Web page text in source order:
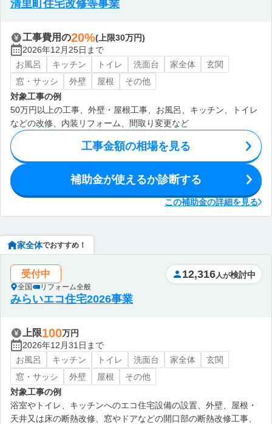
清里町住宅改修等事業
工事費用の20%(上限30万円)
2026年12月25日まで
お風呂
キッチン トイレ 洗面台 家全体
玄関
窓・サッシ
外壁 屋根
その他
対象工事の例
50万円以上の工事、外壁・屋根工事、お風呂、キッチン、トイレ
などの改修、内装リフォーム、間取り変更など
工事金額の相場を見る
補助金が使えるか診断する
この補助金の詳細を見る
家全体でおすすめ！
受付中
全国 リフォーム全般
12,316 人が検討中
みらいエコ住宅2026事業
上限100万円
2026年12月31日まで
お風呂
キッチン トイレ 洗面台 家全体
玄関
窓・サッシ
外壁 屋根
その他
対象工事の例
浴室やトイレ、キッチンへのエコ住宅設備の設置、外壁、屋根・
天井又は床の断熱改修、窓やドアなどの開口部の断熱改修工事、